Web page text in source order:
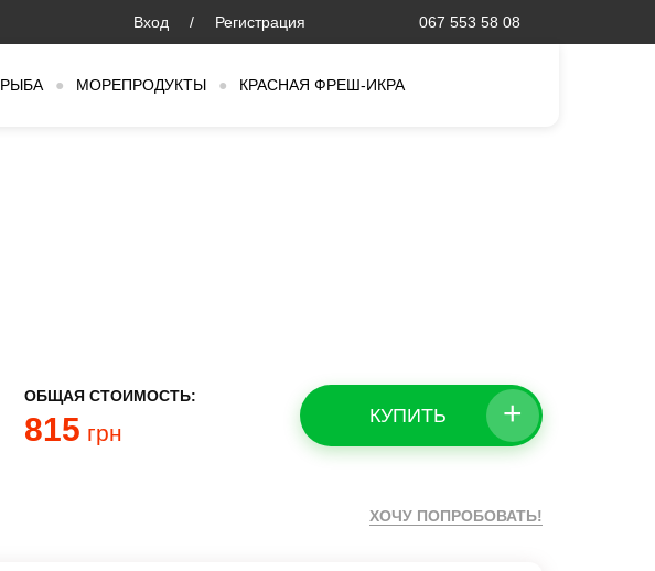
Вход / Регистрация 067 553 58 08
РЫБА ● МОРЕПРОДУКТЫ ● КРАСНАЯ ФРЕШ-ИКРА
ОБЩАЯ СТОИМОСТЬ:
815 грн
+
КУПИТЬ
ХОЧУ ПОПРОБОВАТЬ!